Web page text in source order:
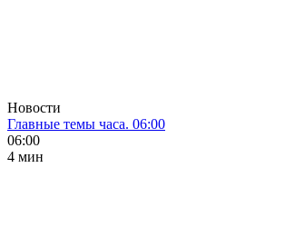
Новости
Главные темы часа. 06:00
06:00
4 мин